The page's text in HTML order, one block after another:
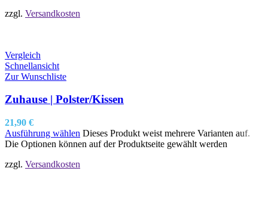
zzgl. Versandkosten
Vergleich
Schnellansicht
Zur Wunschliste
Zuhause | Polster/Kissen
21,90 €
Ausführung wählen Dieses Produkt weist mehrere Varianten auf.
Die Optionen können auf der Produktseite gewählt werden
zzgl. Versandkosten